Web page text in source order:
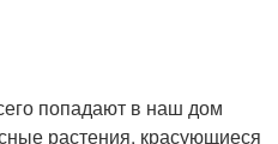
попадают в наш дом
растения, красующиеся